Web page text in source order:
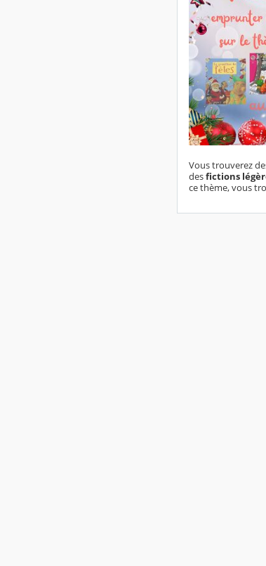
Vous trouverez
desfictions
ce thème, vous